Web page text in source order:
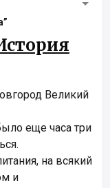
Великий
еще часа три
на всякий
и